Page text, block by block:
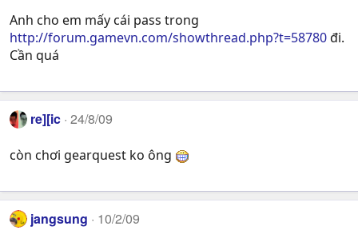
Anh cho em mấy cái pass trong
http://forum.gamevn.com/showthread.php?t=58780đi.
Cần quá
re][ic 24/8/09
còn chơi gearquest ko ông
jangsung 10/2/09